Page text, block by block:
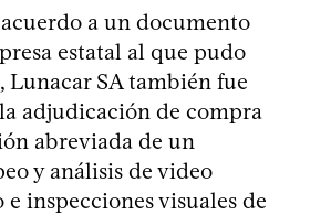
a un documento
estatal al que pudo
, Lunacar SA también fue
adjudicación de compra
abreviada de un
y análisis de video
inspecciones visuales de